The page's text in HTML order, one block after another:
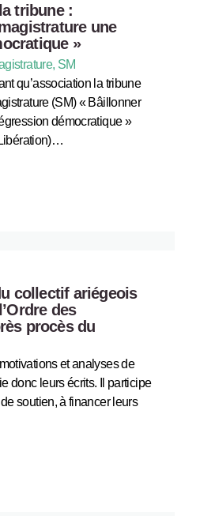
tribune :
une
»
SM
qu’association la tribune
(SM) « Bâillonner
démocratique »
collectif ariégeois
des
procès du
et analyses de
donc leurs écrits. Il participe
soutien, à financer leurs